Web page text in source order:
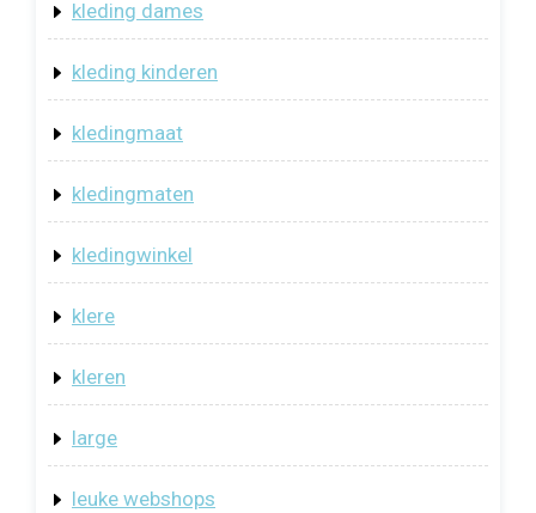
kleding dames
kleding kinderen
kledingmaat
kledingmaten
kledingwinkel
klere
kleren
large
leuke webshops